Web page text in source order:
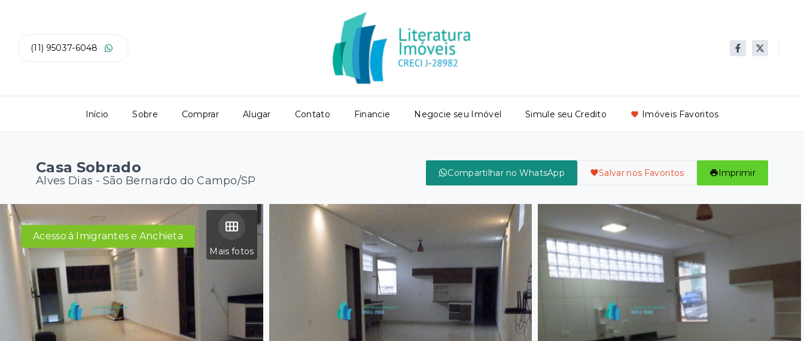
(11) 95037-6048
Início Sobre Comprar Alugar Contato Financie Negocie seu Imóvel Simule seu Credito Imóveis Favoritos
Casa Sobrado
Alves Dias - São Bernardo do Campo/SP
Compartilhar no WhatsApp Salvar nos Favoritos Imprimir
Mais fotos
Acesso á Imigrantes e Anchieta